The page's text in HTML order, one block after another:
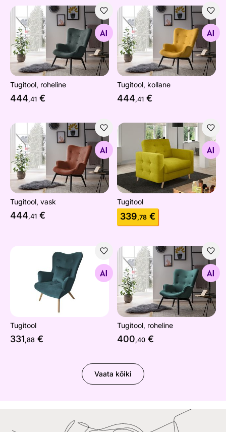
Tugitool, roheline
Otsi sarnaseid
Tugitool, roheline
444,41 €
Tugitool, kollane
Otsi sarnaseid
Tugitool, kollane
444,41 €
Tugitool, vask
Otsi sarnaseid
Tugitool, vask
444,41 €
Tugitool
Otsi sarnaseid
Tugitool
339,78 €
Otsi sarnaseid
Tugitool
331,88 €
Tugitool, roheline
Otsi sarnaseid
Tugitool, roheline
400,40 €
Vaata kõiki